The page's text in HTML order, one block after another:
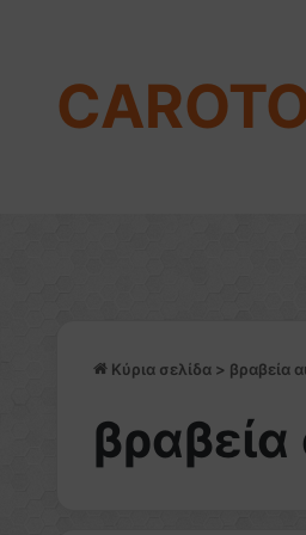
Κύρια σελίδα > βραβεία